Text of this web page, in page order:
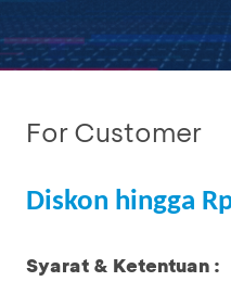
For Customer
Diskon hingga
Syarat & Ketentuan :